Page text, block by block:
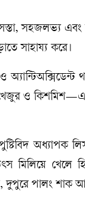
সহজলভ্য এবং
সাহায্য করে।
ও
অধ্যাপক
মিলিয়ে খেলে
দুপুরে পালং শাক